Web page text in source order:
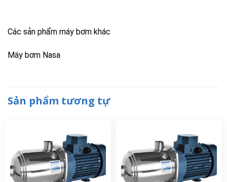
Các sản phẩm máy bơm khác
Máy bơm Nasa
Sản phẩm tương tự